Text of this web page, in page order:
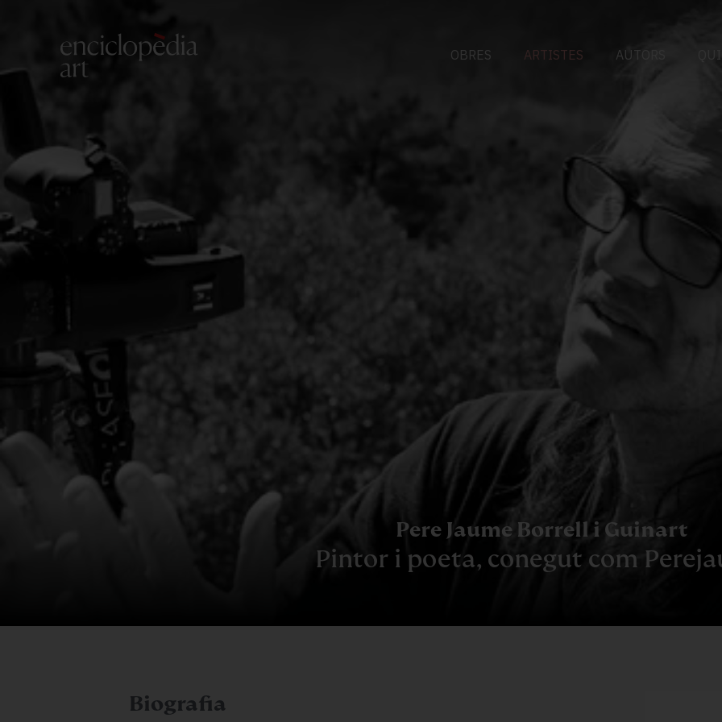
OBRES ARTISTES AUTORS
Pere Jaume Borrell i Guinart
Pintor i poeta, conegut com
Biografia